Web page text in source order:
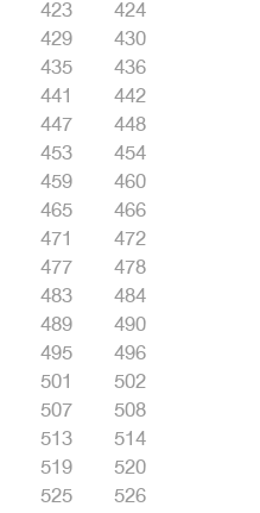
423
424
429
430
435
436
441
442
447
448
453
454
459
460
465
466
471
472
477
478
483
484
489
490
495
496
501
502
507
508
513
514
519
520
525
526